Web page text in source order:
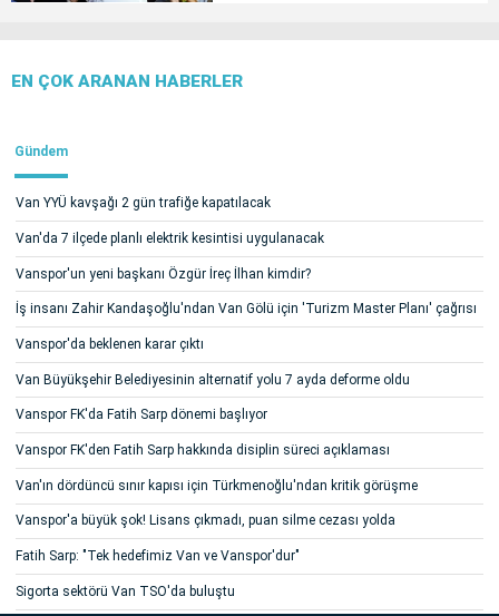
EN ÇOK ARANAN HABERLER
Gündem
Van YYÜ kavşağı 2 gün trafiğe kapatılacak
Van'da 7 ilçede planlı elektrik kesintisi uygulanacak
Vanspor'un yeni başkanı Özgür İreç İlhan kimdir?
İş insanı Zahir Kandaşoğlu'ndan Van Gölü için 'Turizm Master Planı' çağrısı
Vanspor'da beklenen karar çıktı
Van Büyükşehir Belediyesinin alternatif yolu 7 ayda deforme oldu
Vanspor FK'da Fatih Sarp dönemi başlıyor
Vanspor FK'den Fatih Sarp hakkında disiplin süreci açıklaması
Van'ın dördüncü sınır kapısı için Türkmenoğlu'ndan kritik görüşme
Vanspor'a büyük şok! Lisans çıkmadı, puan silme cezası yolda
Fatih Sarp: "Tek hedefimiz Van ve Vanspor'dur"
Sigorta sektörü Van TSO'da buluştu